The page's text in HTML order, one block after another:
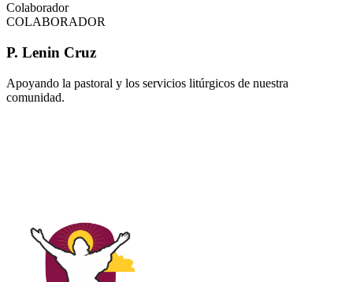
Colaborador
COLABORADOR
P. Lenin Cruz
Apoyando la pastoral y los servicios litúrgicos de nuestra
comunidad.